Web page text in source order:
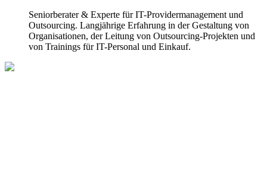
Seniorberater & Experte für IT-Providermanagement und
Outsourcing. Langjährige Erfahrung in der Gestaltung von
Organisationen, der Leitung von Outsourcing-Projekten und
von Trainings für IT-Personal und Einkauf.